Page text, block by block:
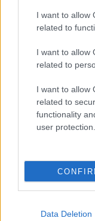
I want to allow
related to
I want to allow
related to
I want to allow
related to
functionality
user protection.
Data Deletion